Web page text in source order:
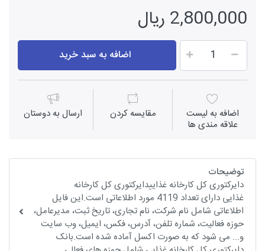
2,800,000 ریال
اضافه به سبد خرید
اضافه به لیست
علاقه مندی ها
مقايسه كردن ارسال به دوستان
توضیحات
دایرکتوری کل کارخانه غذاییدایرکتوری کل کارخانه
غذایی دارای تعداد 4119 مورد اطلاعاتی است.این فایل
اطلاعاتی شامل نام شرکت، نام تجاری، تاریخ ثبت، مدیرعامل،
حوزه فعالیت، شماره تلفن، آدرس، فکس، ایمیل، وب سایت
و... می شود که به صورت اکسل آماده شده است.بانک